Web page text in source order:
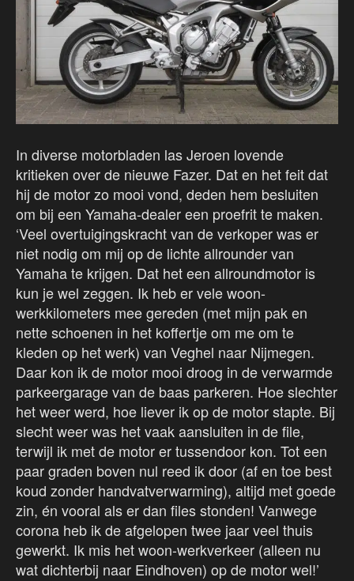
In diverse motorbladen las Jeroen lovende
kritieken over de nieuwe Fazer. Dat en het feit dat
hij de motor zo mooi vond, deden hem besluiten
om bij een Yamaha-dealer een proefrit te maken.
‘Veel overtuigingskracht van de verkoper was er
niet nodig om mij op de lichte allrounder van
Yamaha te krijgen. Dat het een allroundmotor is
kun je wel zeggen. Ik heb er vele woon-
werkkilometers mee gereden (met mijn pak en
nette schoenen in het koffertje om me om te
kleden op het werk) van Veghel naar Nijmegen.
Daar kon ik de motor mooi droog in de verwarmde
parkeergarage van de baas parkeren. Hoe slechter
het weer werd, hoe liever ik op de motor stapte. Bij
slecht weer was het vaak aansluiten in de file,
terwijl ik met de motor er tussendoor kon. Tot een
paar graden boven nul reed ik door (af en toe best
koud zonder handvatverwarming), altijd met goede
zin, én vooral als er dan files stonden! Vanwege
corona heb ik de afgelopen twee jaar veel thuis
gewerkt. Ik mis het woon-werkverkeer (alleen nu
wat dichterbij naar Eindhoven) op de motor wel!’